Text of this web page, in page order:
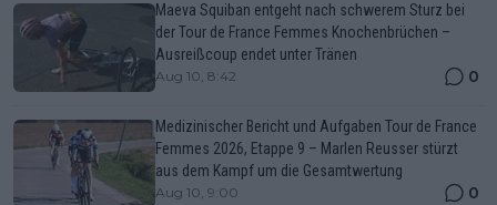
Maeva Squiban entgeht nach schwerem Sturz bei
der Tour de France Femmes Knochenbrüchen –
Ausreißcoup endet unter Tränen
Aug 10, 8:42 0
Medizinischer Bericht und Aufgaben Tour de France
Femmes 2026, Etappe 9 – Marlen Reusser stürzt
aus dem Kampf um die Gesamtwertung
Aug 10, 9:00 0